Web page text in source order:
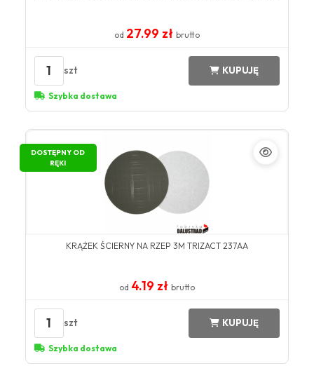
od 27.99 zł brutto
1 szt KUPUJĘ
Szybka dostawa
DOSTĘPNY OD
RĘKI
KRĄŻEK ŚCIERNY NA RZEP 3M TRIZACT 237AA
od 4.19 zł brutto
1 szt KUPUJĘ
Szybka dostawa